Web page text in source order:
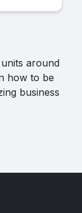
around
how to be
business